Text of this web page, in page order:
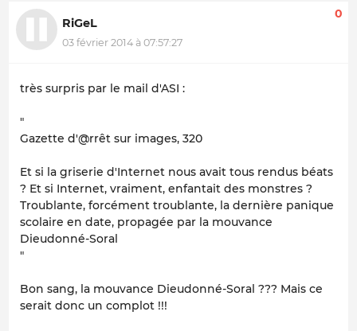
RiGeL
03 février 2014 à 07:57:27
0
très surpris par le mail d'ASI :
"
Gazette d'@rrêt sur images, 320
Et si la griserie d'Internet nous avait tous rendus béats
? Et si Internet, vraiment, enfantait des monstres ?
Troublante, forcément troublante, la dernière panique
scolaire en date, propagée par la mouvance
Dieudonné-Soral
"
Bon sang, la mouvance Dieudonné-Soral ??? Mais ce
serait donc un complot !!!